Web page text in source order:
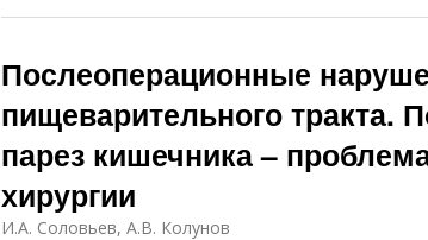
Послеоперационные
пищеварительного тракта.
парез кишечника –
хирургии
И.А. Соловьев, А.В. Колунов